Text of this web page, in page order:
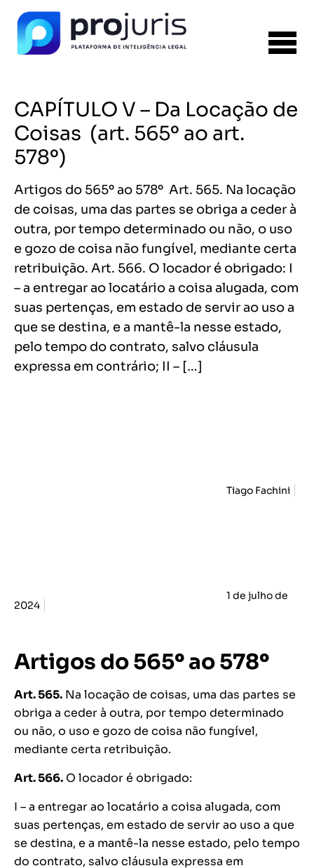
CAPÍTULO V – Da Locação de
Coisas (art. 565º ao art.
578º)
Artigos do 565º ao 578º Art. 565. Na locação
de coisas, uma das partes se obriga a ceder à
outra, por tempo determinado ou não, o uso
e gozo de coisa não fungível, mediante certa
retribuição. Art. 566. O locador é obrigado: I
– a entregar ao locatário a coisa alugada, com
suas pertenças, em estado de servir ao uso a
que se destina, e a mantê-la nesse estado,
pelo tempo do contrato, salvo cláusula
expressa em contrário; II – […]
Tiago Fachini
1 de julho de
2024
Artigos do 565º ao 578º
Art. 565. Na locação de coisas, uma das partes se
obriga a ceder à outra, por tempo determinado
ou não, o uso e gozo de coisa não fungível,
mediante certa retribuição.
Art. 566. O locador é obrigado:
I – a entregar ao locatário a coisa alugada, com
suas pertenças, em estado de servir ao uso a que
se destina, e a mantê-la nesse estado, pelo tempo
do contrato, salvo cláusula expressa em